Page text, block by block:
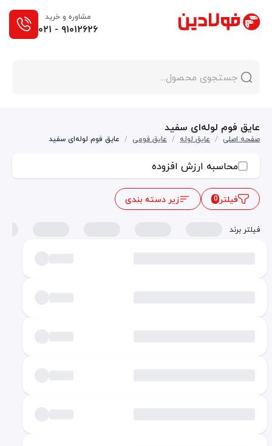
مشاوره و خرید
۰۲۱ - ۹۱۰۱۲۶۲۶
عایق فوم لوله‌ای سفید
صفحه اصلی / عایق لوله / عایق فومی / عایق فوم لوله‌ای سفید
محاسبه ارزش افزوده
فیلتر0 زیر دسته بندی
فیلتر برند